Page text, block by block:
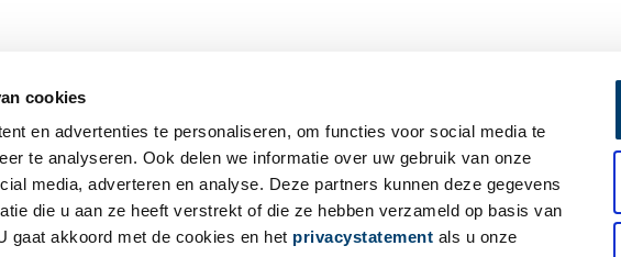
cookies
en advertenties te personaliseren, om functies voor social media te
te analyseren. Ook delen we informatie over uw gebruik van onze
media, adverteren en analyse. Deze partners kunnen deze gegevens
die u aan ze heeft verstrekt of die ze hebben verzameld op basis van
gaat akkoord met de cookies en het privacystatement als u onze